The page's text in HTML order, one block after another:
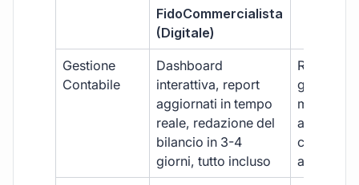
FidoCommercialista
(Digitale)
Gestione
Contabile
Dashboard
interattiva, report
aggiornati in tempo
reale, redazione del
bilancio in 3-4
giorni, tutto incluso
Report
gestione
manuale,
con
aggiuntivi